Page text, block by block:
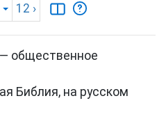
12 ›
общественное
Библия, на русском